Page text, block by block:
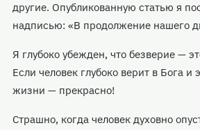
другие. Опубликованную статью я
надписью: «В продолжение нашего
Я глубоко убежден, что безверие —
Если человек глубоко верит в Бога и
жизни — прекрасно!
Страшно, когда человек духовно